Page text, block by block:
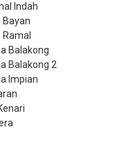
Indah
Bayan
Balakong
Balakong 2
Impian